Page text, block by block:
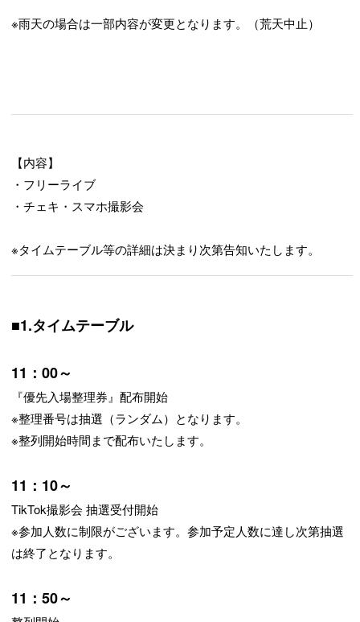
※雨天の場合は一部内容が変更となります。（荒天中止）
【内容】
・フリーライブ
・チェキ・スマホ撮影会
※タイムテーブル等の詳細は決まり次第告知いたします。
■1.タイムテーブル
11：00～
『優先入場整理券』配布開始
※整理番号は抽選（ランダム）となります。
※整列開始時間まで配布いたします。
11：10～
TikTok撮影会 抽選受付開始
※参加人数に制限がございます。参加予定人数に達し次第抽選
は終了となります。
11：50～